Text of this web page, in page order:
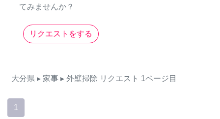
てみませんか？
リクエストをする
大分県 ▸ 家事 ▸ 外壁掃除 リクエスト 1ページ目
1